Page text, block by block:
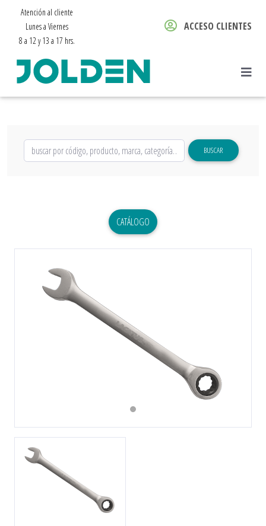
Atención al cliente
Lunes a Viernes
8 a 12 y 13 a 17 hrs.
ACCESO CLIENTES
BUSCAR
CATÁLOGO